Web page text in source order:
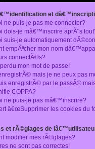
et
ne puis-je pas me connecter?
dois-je mâ€™inscrire aprÃ¨s
suis-je automatiquement
empÃªcher mon nom
connectÃ©s?
mon mot de passe!
mais je ne peux pas
enregistrÃ© par le passÃ©
COPPA?
ne puis-je pas mâ€™inscrire?
â€œSupprimer les cookies du
et rÃ©glages de
modifier mes rÃ©glages?
ne sont pas correctes!